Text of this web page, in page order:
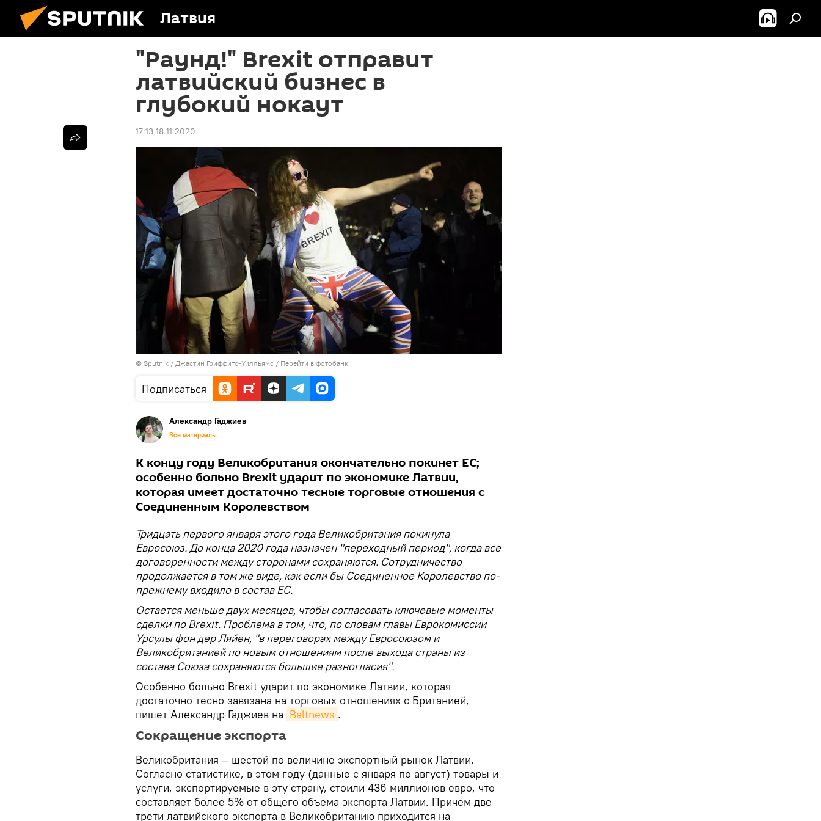
Латвия
"Раунд!" Brexit отправит
латвийский бизнес в
глубокий нокаут
17:13 18.11.2020
© Sputnik / Джастин Гриффитс-Уилльямс / Перейти в фотобанк
Подписаться
Александр Гаджиев
Все материалы
К концу году Великобритания окончательно покинет ЕС;
особенно больно Brexit ударит по экономике Латвии,
которая имеет достаточно тесные торговые отношения с
Соединенным Королевством
Тридцать первого января этого года Великобритания покинула
Евросоюз. До конца 2020 года назначен "переходный период", когда все
договоренности между сторонами сохраняются. Сотрудничество
продолжается в том же виде, как если бы Соединенное Королевство по-
прежнему входило в состав ЕС.
Остается меньше двух месяцев, чтобы согласовать ключевые моменты
сделки по Brexit. Проблема в том, что, по словам главы Еврокомиссии
Урсулы фон дер Ляйен, "в переговорах между Евросоюзом и
Великобританией по новым отношениям после выхода страны из
состава Союза сохраняются большие разногласия".
Особенно больно Brexit ударит по экономике Латвии, которая
достаточно тесно завязана на торговых отношениях с Британией,
пишет Александр Гаджиев на Baltnews .
Сокращение экспорта
Великобритания – шестой по величине экспортный рынок Латвии.
Согласно статистике, в этом году (данные с января по август) товары и
услуги, экспортируемые в эту страну, стоили 436 миллионов евро, что
составляет более 5% от общего объема экспорта Латвии. Причем две
трети латвийского экспорта в Великобританию приходится на